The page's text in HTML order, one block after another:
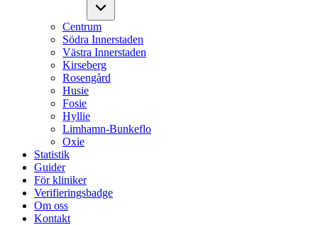
Centrum
Södra Innerstaden
Västra Innerstaden
Kirseberg
Rosengård
Husie
Fosie
Hyllie
Limhamn-Bunkeflo
Oxie
Statistik
Guider
För kliniker
Verifieringsbadge
Om oss
Kontakt